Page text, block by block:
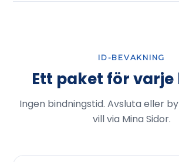
ID-BEVAKNING
Ett paket för varje
Ingen bindningstid. Avsluta eller
vill via Mina Sidor.